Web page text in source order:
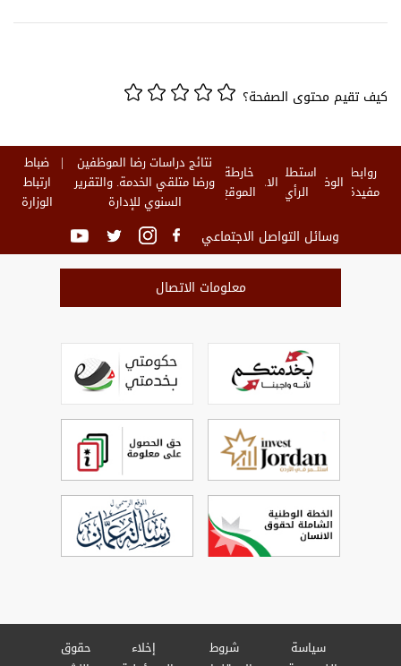
كيف تقيم محتوى الصفحة؟
روابط
مفيدة الوظائفاستطلاع
الرأي الاخبارخارطة
الموقع
نتائج دراسات رضا الموظفين
ورضا متلقي الخدمة. والتقرير
السنوي للإدارة
ضباط
ارتباط
الوزارة
وسائل التواصل الاجتماعي
معلومات الاتصال
سياسة
شروط
إخلاء
حقوق